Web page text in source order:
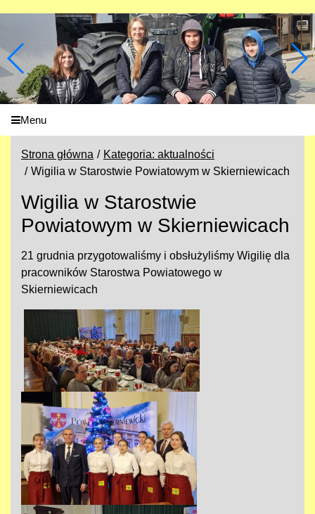
Menu
Strona główna
Kategoria: aktualności
Wigilia w Starostwie Powiatowym w Skierniewicach
Wigilia w Starostwie
Powiatowym w Skierniewicach
21 grudnia przygotowaliśmy i obsłużyliśmy Wigilię dla
pracowników Starostwa Powiatowego w
Skierniewicach